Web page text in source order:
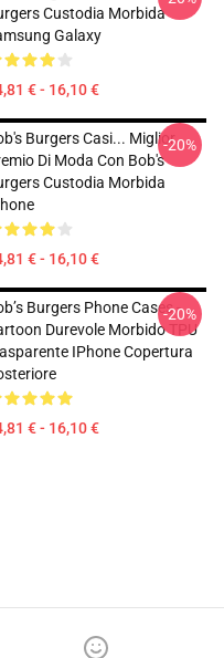
Custodia Morbida
Galaxy
€ - 16,10 €
Burgers Casi... Miglior
Di Moda Con Bob's
Custodia Morbida
€ - 16,10 €
-20%
Burgers Phone Cases -
Durevole Morbido TPU
IPhone Copertura
€ - 16,10 €
-20%